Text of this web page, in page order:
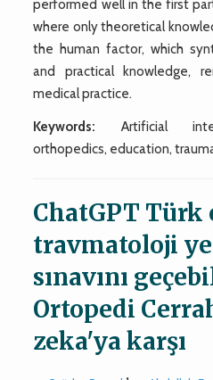
performed well in the first
where only theoretical
the human factor, which
and practical knowledge,
medical practice.
Keywords: Artificial
orthopedics, education,
ChatGPT Türk
travmatoloji
sınavını
Ortopedi
zeka'ya karşı